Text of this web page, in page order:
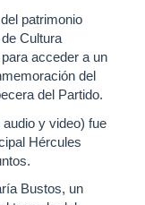
patrimonio
Cultura
acceder a un
del
del Partido.
y video) fue
Hércules
Bustos, un